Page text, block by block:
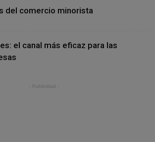
del comercio minorista
el canal más eficaz para las
- Publicidad -